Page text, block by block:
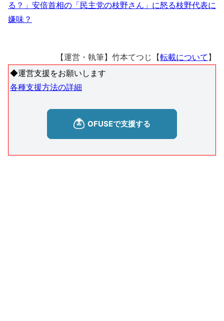
る？」安倍首相の「民主党の枝野さん」に怒る枝野代表に
嫌味？
【運営・執筆】竹本てつじ【転載について 】
◆運営支援をお願いします
各種支援方法の詳細